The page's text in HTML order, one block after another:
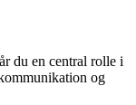
du en central rolle i
og